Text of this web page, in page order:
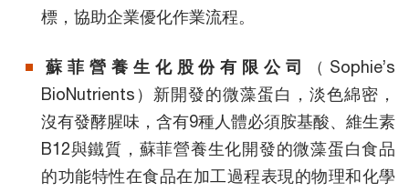
標，協助企業優化作業流程。
蘇菲營養生化股份有限公司
（Sophie’s
BioNutrients）新開發的微藻蛋白，淡色綿密，
沒有發酵腥味，含有9種人體必須胺基酸、維生素
B12與鐵質，蘇菲營養生化開發的微藻蛋白食品
的功能特性在食品在加工過程表現的物理和化學